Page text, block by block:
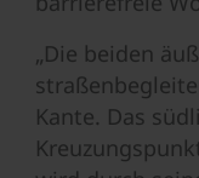
„Die beiden
Kante. Das